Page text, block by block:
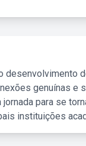
desenvolvimento
genuínas e
para se
instituições